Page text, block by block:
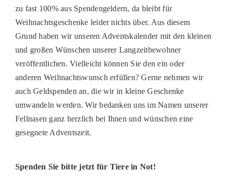
zu fast 100% aus Spendengeldern, da bleibt für
Weihnachtsgeschenke leider nichts über. Aus diesem
Grund haben wir unseren Adventskalender mit den kleinen
und großen Wünschen unserer Langzeitbewohner
veröffentlichen. Vielleicht können Sie den ein oder
anderen Weihnachtswunsch erfüllen? Gerne nehmen wir
auch Geldspenden an, die wir in kleine Geschenke
umwandeln werden. Wir bedanken uns im Namen unserer
Fellnasen ganz herzlich bei Ihnen und wünschen eine
gesegnete Adventszeit.
Spenden Sie bitte jetzt für Tiere in Not!